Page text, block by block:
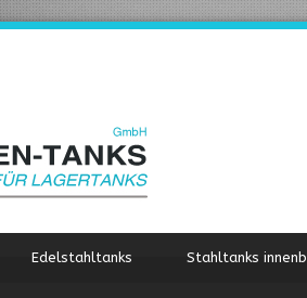
Edelstahltanks Stahltanks